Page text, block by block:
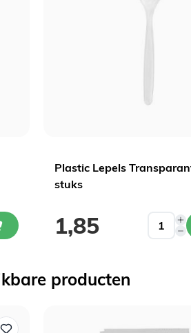
Plastic Lepels
stuks
1,85
producten